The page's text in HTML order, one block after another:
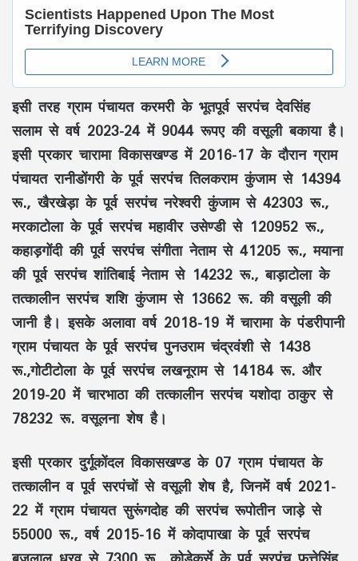
इसी तरह ग्राम पंचायत करमरी के भूतपूर्व सरपंच देवसिंह
सलाम से वर्ष 2023-24 में 9044 रूपए की वसूली बकाया है।
इसी प्रकार चारामा विकासखण्ड में 2016-17 के दौरान ग्राम
पंचायत रानीडोंगरी के पूर्व सरपंच तिलकराम कुंजाम से 14394
रू., खैरखेड़ा के पूर्व सरपंच नरेश्वरी कुंजाम से 42303 रू.,
मरकाटोला के पूर्व सरपंच महावीर उसेण्डी से 120952 रू.,
कहाड़गोंदी की पूर्व सरपंच संगीता नेताम से 41205 रू., मयाना
की पूर्व सरपंच शांतिबाई नेताम से 14232 रू., बाड़ाटोला के
तत्कालीन सरपंच शशि कुंजाम से 13662 रू. की वसूली की
जानी है। इसके अलावा वर्ष 2018-19 में चारामा के पंडरीपानी
ग्राम पंचायत के पूर्व सरपंच पुनउराम चंद्रवंशी से 1438
रू.,गोटीटोला के पूर्व सरपंच लखनूराम से 14184 रू. और
2019-20 में चारभाठा की तत्कालीन सरपंच यशोदा ठाकुर से
78232 रू. वसूलना शेष है।
इसी प्रकार दुर्गूकोंदल विकासखण्ड के 07 ग्राम पंचायत के
तत्कालीन व पूर्व सरपंचों से वसूली शेष है, जिनमें वर्ष 2021-
22 में ग्राम पंचायत सुरूंगदोह की सरपंच रूपोतीन जाड़े से
55000 रू., वर्ष 2015-16 में कोदापाखा के पूर्व सरपंच